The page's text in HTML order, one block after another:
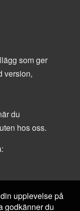
som ger
version,
du
hos oss.
upplevelse på
godkänner du